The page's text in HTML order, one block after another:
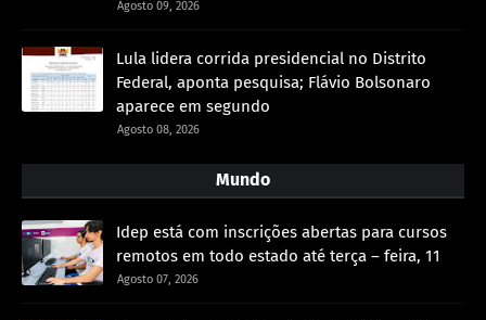
Agosto 09, 2026
Lula lidera corrida presidencial no Distrito
Federal, aponta pesquisa; Flávio Bolsonaro
aparece em segundo
Agosto 08, 2026
Mundo
Idep está com inscrições abertas para cursos
remotos em todo estado até terça – feira, 11
Agosto 07, 2026